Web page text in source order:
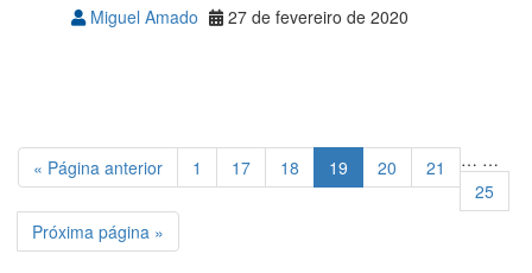
Miguel Amado 27 de fevereiro de 2020
« Página anterior 1 …
17 18 19 20 21
…
25
Próxima página »